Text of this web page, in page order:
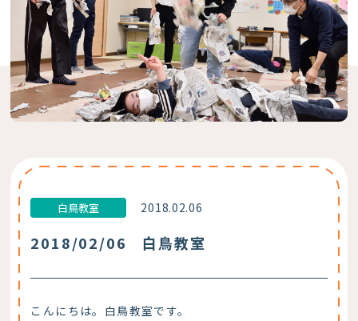
白鳥教室 2018.02.06
2018/02/06 白鳥教室
こんにちは。白鳥教室です。